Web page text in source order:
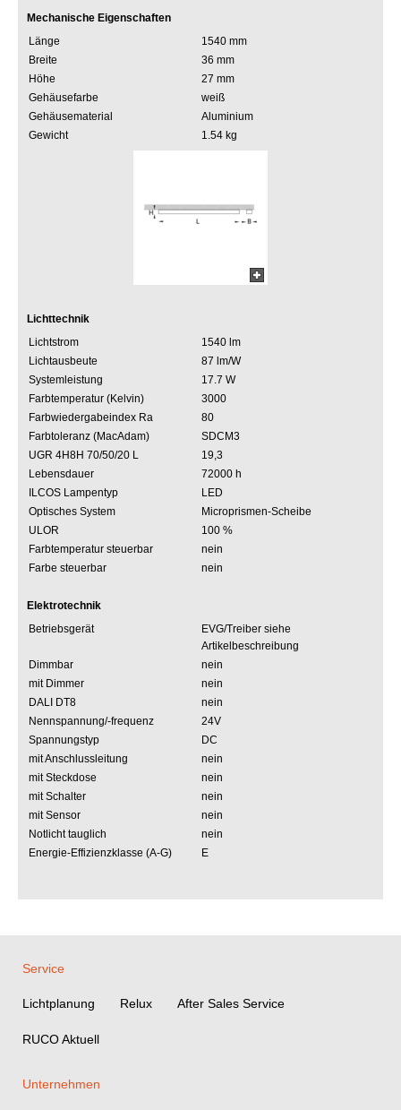
Mechanische Eigenschaften
Länge
1540 mm
Breite
36 mm
Höhe
27 mm
Gehäusefarbe
weiß
Gehäusematerial
Aluminium
Gewicht
1.54 kg
Lichttechnik
Lichtstrom
1540 lm
Lichtausbeute
87 lm/W
Systemleistung
17.7 W
Farbtemperatur (Kelvin)
3000
Farbwiedergabeindex Ra
80
Farbtoleranz (MacAdam)
SDCM3
UGR 4H8H 70/50/20 L
19,3
Lebensdauer
72000 h
ILCOS Lampentyp
LED
Optisches System
Microprismen-Scheibe
ULOR
100 %
Farbtemperatur steuerbar
nein
Farbe steuerbar
nein
Elektrotechnik
Betriebsgerät
EVG/Treiber siehe
Artikelbeschreibung
Dimmbar
nein
mit Dimmer
nein
DALI DT8
nein
Nennspannung/-frequenz
24V
Spannungstyp
DC
mit Anschlussleitung
nein
mit Steckdose
nein
mit Schalter
nein
mit Sensor
nein
Notlicht tauglich
nein
Energie-Effizienzklasse (A-G)
E
Service
Lichtplanung Relux After Sales Service
RUCO Aktuell
Unternehmen